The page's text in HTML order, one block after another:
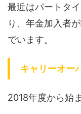
最近はパートタ
り、年金加入者
でいます。
キャリーオー
2018年度から始